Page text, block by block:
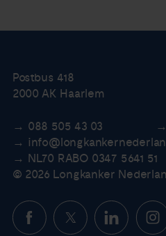
Postbus 418
2000 AK Haarlem
088 505 43 03
NL70 RABO 0347 5641 51
© 2026 Longkanker